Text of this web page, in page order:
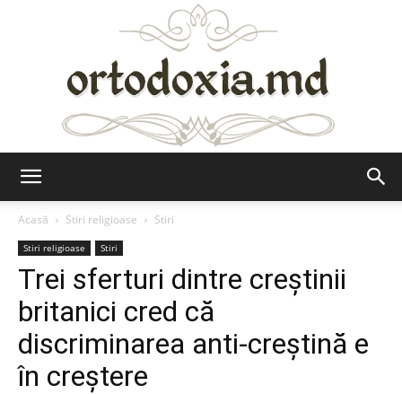
Acasă
Stiri religioase Stiri
Stiri religioase Stiri
Trei sferturi dintre creştinii
britanici cred că
discriminarea anti-creştină e
în creştere